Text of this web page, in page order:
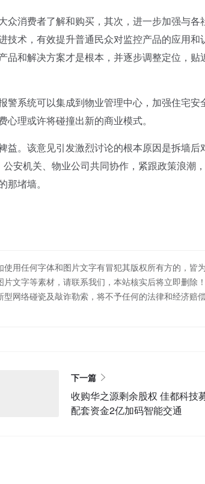
消费者了解和购买，其次，进一步加强与各
技术，有效提升普通民众对监控产品的应用和
品和解决方案才是根本，并逐步调整定位，贴
系统可以集成到物业管理中心，加强住宅安
理或许将碰撞出新的商业模式。
。该意见引发激烈讨论的根本原因是拆墙后
安机关、物业公司共同协作，紧跟政策浪潮
堵墙。
用任何字体和图片文字有冒犯其版权所有方的，皆
文字等素材，请联系我们，本站核实后将立即删除
网络碰瓷及敲诈勒索，将不予任何的法律和经济赔
下一篇
收购华之源剩余股权 佳都科技
配套资金2亿加码智能交通